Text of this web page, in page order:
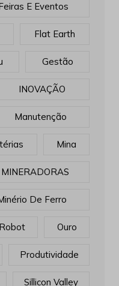
E Eventos
Flat Earth
Gestão
INOVAÇÃO
Manutenção
Mina
MINERADORAS
De Ferro
Ouro
Produtividade
Sillicon Valley